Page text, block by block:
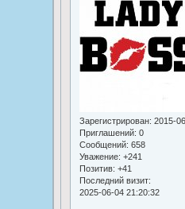
Зарегистрирован: 2015-
Приглашений: 0
Сообщений: 658
Уважение: +241
Позитив: +41
Последний визит:
2025-06-04 21:20:32